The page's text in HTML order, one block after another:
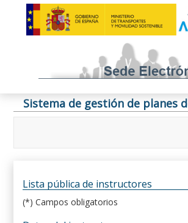
Sistema de gestión de planes
Lista pública de instructores
(*) Campos obligatorios